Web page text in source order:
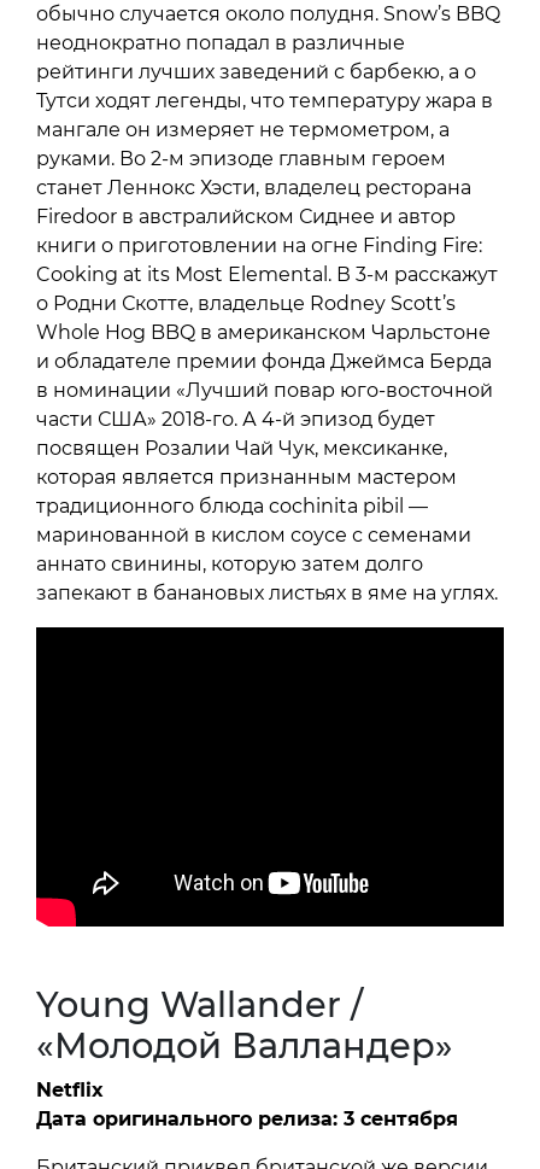
обычно случается около полудня. Snow’s BBQ
неоднократно попадал в различные
рейтинги лучших заведений с барбекю, а о
Тутси ходят легенды, что температуру жара в
мангале он измеряет не термометром, а
руками. Во 2-м эпизоде главным героем
станет Леннокс Хэсти, владелец ресторана
Firedoor в австралийском Сиднее и автор
книги о приготовлении на огне Finding Fire:
Cooking at its Most Elemental. В 3-м расскажут
о Родни Скотте, владельце Rodney Scott’s
Whole Hog BBQ в американском Чарльстоне
и обладателе премии фонда Джеймса Берда
в номинации «Лучший повар юго-восточной
части США» 2018-го. А 4-й эпизод будет
посвящен Розалии Чай Чук, мексиканке,
которая является признанным мастером
традиционного блюда cochinita pibil —
маринованной в кислом соусе с семенами
аннато свинины, которую затем долго
запекают в банановых листьях в яме на углях.
Young Wallander /
«Молодой Валландер»
Netflix
Дата оригинального релиза: 3 сентября